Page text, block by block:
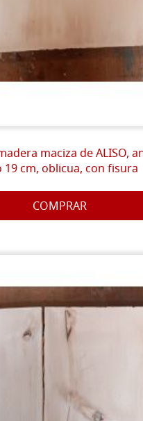
maciza de ALISO,
19 cm, oblicua, con fisura
COMPRAR